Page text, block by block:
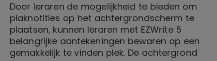
Door leraren de mogelijkheid te bieden om
plaknotities op het achtergrondscherm te
plaatsen, kunnen leraren met EZWrite 5
belangrijke aantekeningen bewaren op een
gemakkelijk te vinden plek. De achtergrond